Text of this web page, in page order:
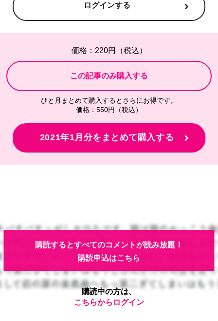
ログインする
価格：220円（税込）
ひと月まとめて購入するとさらにお得です。
価格：550円（税込）
2021年1月分をまとめて購入する
購読するとすべてのコメントが読み放題！
購読申込はこちら
購読中の方は、
こちらからログイン